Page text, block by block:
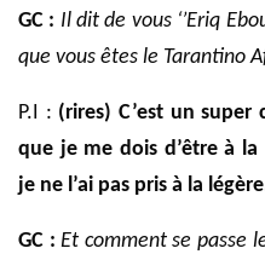
GC : Il dit de vous ‘’Eriq
que vous êtes le Tarantino
P.I : (rires) C’est un
que je me dois d’être à
je ne l’ai pas pris à la
GC :Et comment se passe